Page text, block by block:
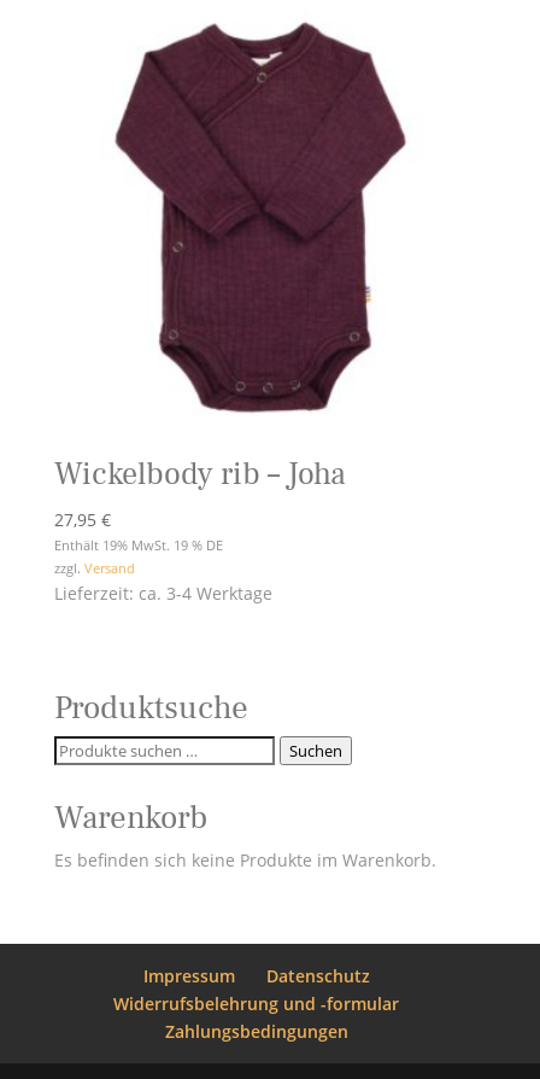
Wickelbody rib – Joha
27,95 €
Enthält 19% MwSt. 19 % DE
zzgl. Versand
Lieferzeit: ca. 3-4 Werktage
Produktsuche
Suchen
Suchen
Warenkorb
Es befinden sich keine Produkte im Warenkorb.
Impressum
Datenschutz
Widerrufsbelehrung und -formular
Zahlungsbedingungen